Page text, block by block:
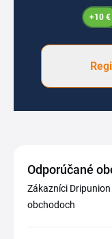
+10 €
Odporúčané
Zákazníci
obchodoch